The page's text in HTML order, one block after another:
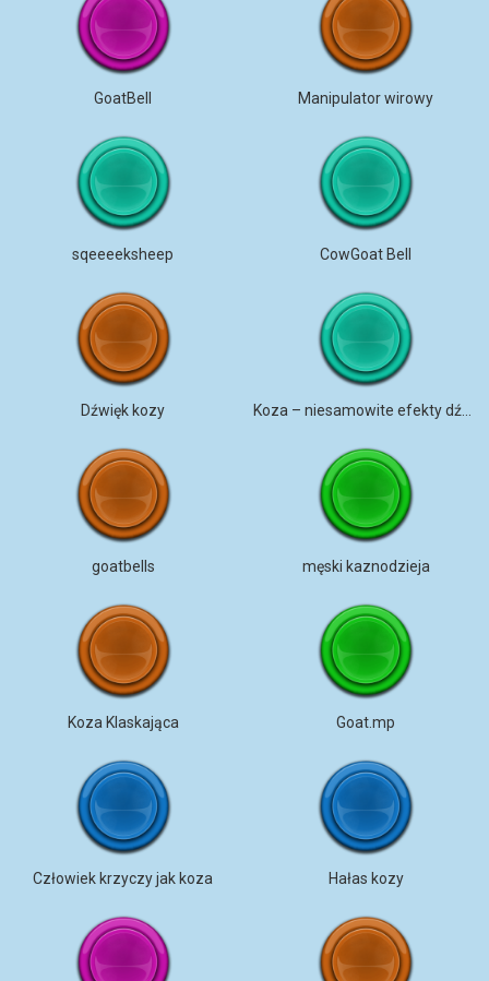
GoatBell Manipulator wirowy
sqeeeeksheep CowGoat Bell
Dźwięk kozy Koza – niesamowite efekty dźwiękowe
goatbells męski kaznodzieja
Koza Klaskająca Goat.mp
Człowiek krzyczy jak koza Hałas kozy